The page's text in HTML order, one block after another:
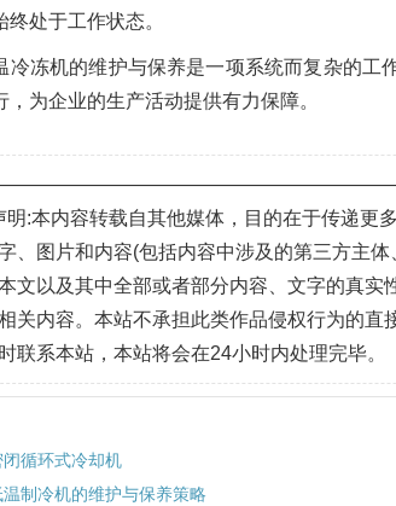
处于工作状态。
冷冻机的维护与保养是一项系统而复杂的工
为企业的生产活动提供有力保障。
明:本内容转载自其他媒体，目的在于传递更
、图片和内容(包括内容中涉及的第三方主
文以及其中全部或者部分内容、文字的真
关内容。本站不承担此类作品侵权行为的
联系本站，本站将会在24小时内处理完毕。
循环式冷却机
制冷机的维护与保养策略